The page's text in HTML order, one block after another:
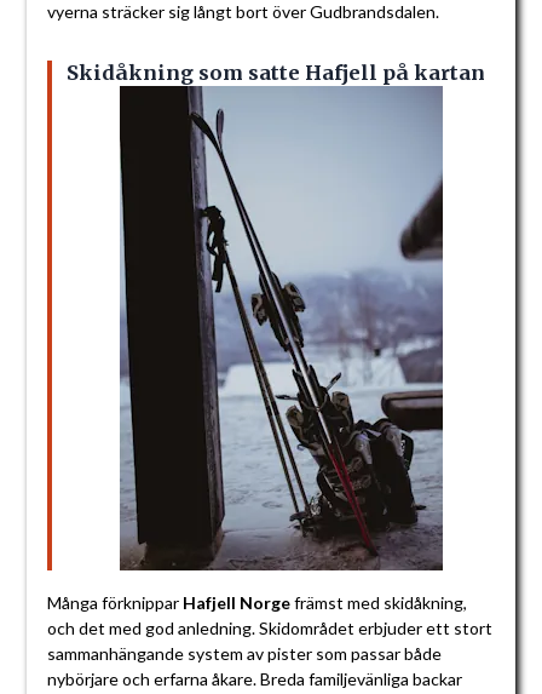
vyerna sträcker sig långt bort över Gudbrandsdalen.
Skidåkning som satte Hafjell på kartan
Många förknippar Hafjell Norgefrämst med skidåkning,
och det med god anledning. Skidområdet erbjuder ett stort
sammanhängande system av pister som passar både
nybörjare och erfarna åkare. Breda familjevänliga backar